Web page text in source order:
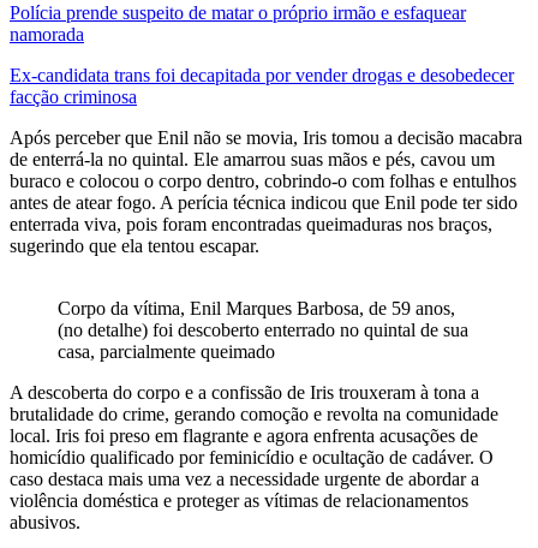
Polícia prende suspeito de matar o próprio irmão e esfaquear
namorada
Ex-candidata trans foi decapitada por vender drogas e desobedecer
facção criminosa
Após perceber que Enil não se movia, Iris tomou a decisão macabra
de enterrá-la no quintal. Ele amarrou suas mãos e pés, cavou um
buraco e colocou o corpo dentro, cobrindo-o com folhas e entulhos
antes de atear fogo. A perícia técnica indicou que Enil pode ter sido
enterrada viva, pois foram encontradas queimaduras nos braços,
sugerindo que ela tentou escapar.
Corpo da vítima, Enil Marques Barbosa, de 59 anos,
(no detalhe) foi descoberto enterrado no quintal de sua
casa, parcialmente queimado
A descoberta do corpo e a confissão de Iris trouxeram à tona a
brutalidade do crime, gerando comoção e revolta na comunidade
local. Iris foi preso em flagrante e agora enfrenta acusações de
homicídio qualificado por feminicídio e ocultação de cadáver. O
caso destaca mais uma vez a necessidade urgente de abordar a
violência doméstica e proteger as vítimas de relacionamentos
abusivos.